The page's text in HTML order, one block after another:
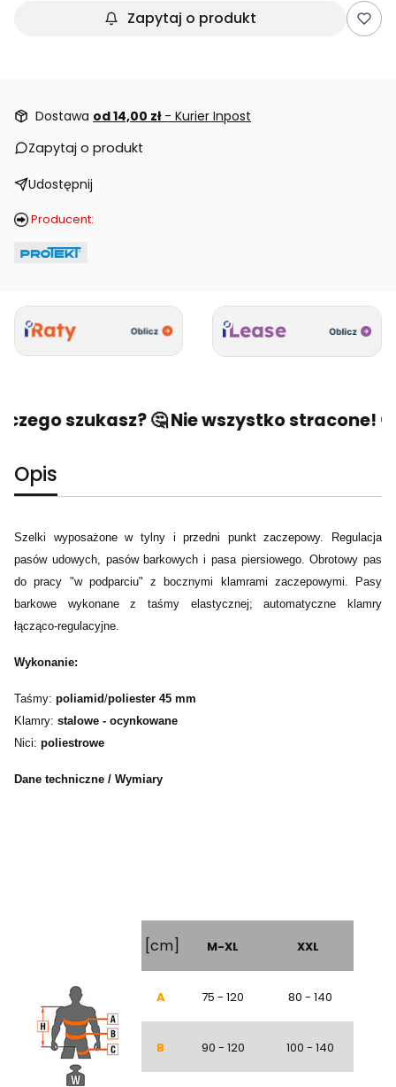
Zapytaj o produkt
Dostawa od 14,00 zł - Kurier Inpost
Zapytaj o produkt
Udostępnij
Producent:
szukasz? 🤔 Nie wszystko stracone! 🙂
Opis
Szelki wyposażone w tylny i przedni punkt zaczepowy. Regulacja
pasów udowych, pasów barkowych i pasa piersiowego. Obrotowy pas
do pracy "w podparciu" z bocznymi klamrami zaczepowymi. Pasy
barkowe wykonane z taśmy elastycznej; automatyczne klamry
łącząco-regulacyjne.
Wykonanie:
Taśmy: poliamid/poliester 45 mm
Klamry: stalowe - ocynkowane
Nici: poliestrowe
Dane techniczne / Wymiary
[cm] M-XL XXL
A 75 - 120 80 - 140
B 90 - 120 100 - 140